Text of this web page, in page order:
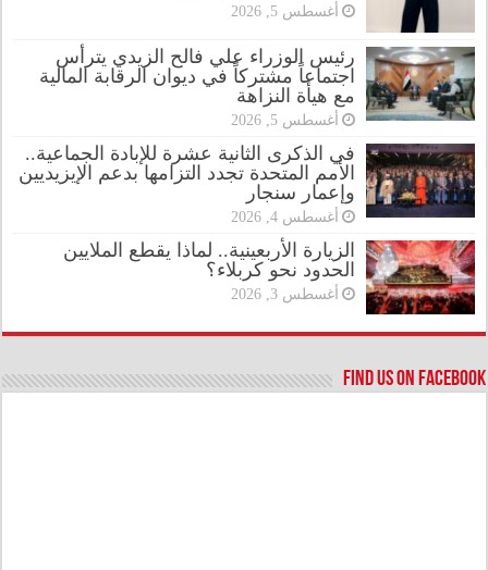
أغسطس 5, 2026
رئيس الوزراء علي فالح الزيدي يترأس
اجتماعاً مشتركاً في ديوان الرقابة المالية
مع هيأة النزاهة
أغسطس 5, 2026
في الذكرى الثانية عشرة للإبادة الجماعية..
الأمم المتحدة تجدد التزامها بدعم الإيزيديين
وإعمار سنجار
أغسطس 4, 2026
الزيارة الأربعينية.. لماذا يقطع الملايين
الحدود نحو كربلاء؟
أغسطس 3, 2026
Find us on Facebook